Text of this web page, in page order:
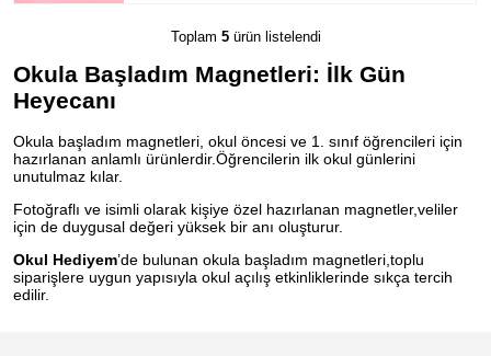
Toplam 5ürün listelendi
Okula Başladım Magnetleri: İlk Gün
Heyecanı
Okula başladım magnetleri, okul öncesi ve 1. sınıf öğrencileri için
hazırlanan anlamlı ürünlerdir.Öğrencilerin ilk okul günlerini
unutulmaz kılar.
Fotoğraflı ve isimli olarak kişiye özel hazırlanan magnetler,veliler
için de duygusal değeri yüksek bir anı oluşturur.
Okul Hediyem’de bulunan okula başladım magnetleri,toplu
siparişlere uygun yapısıyla okul açılış etkinliklerinde sıkça tercih
edilir.